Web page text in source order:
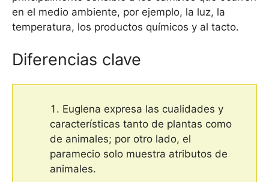
en el medio ambiente, por ejemplo, la luz, la
temperatura, los productos químicos y al tacto.
Diferencias clave
Euglena expresa las cualidades y
características tanto de plantas como
de animales; por otro lado, el
paramecio solo muestra atributos de
animales.